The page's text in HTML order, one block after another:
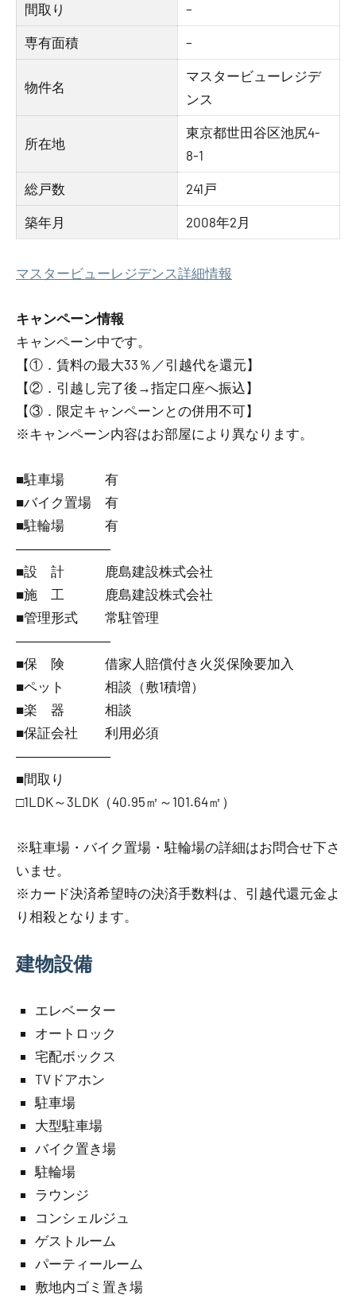
間取り –
専有面積 –
物件名
マスタービューレジデ
ンス
所在地
東京都世田谷区池尻4-
8-1
総戸数 241戸
築年月 2008年2月
マスタービューレジデンス詳細情報
キャンペーン情報
キャンペーン中です。
【①．賃料の最大33％／引越代を還元】
【②．引越し完了後→指定口座へ振込】
【③．限定キャンペーンとの併用不可】
※キャンペーン内容はお部屋により異なります。
■駐車場 有
■バイク置場 有
■駐輪場 有
―――――――
■設 計 鹿島建設株式会社
■施 工 鹿島建設株式会社
■管理形式 常駐管理
―――――――
■保 険 借家人賠償付き火災保険要加入
■ペット 相談（敷1積増）
■楽 器 相談
■保証会社 利用必須
―――――――
■間取り
□1LDK～3LDK（40.95㎡～101.64㎡）
※駐車場・バイク置場・駐輪場の詳細はお問合せ下さ
いませ。
※カード決済希望時の決済手数料は、引越代還元金よ
り相殺となります。
建物設備
エレベーター
オートロック
宅配ボックス
TVドアホン
駐車場
大型駐車場
バイク置き場
駐輪場
ラウンジ
コンシェルジュ
ゲストルーム
パーティールーム
敷地内ゴミ置き場